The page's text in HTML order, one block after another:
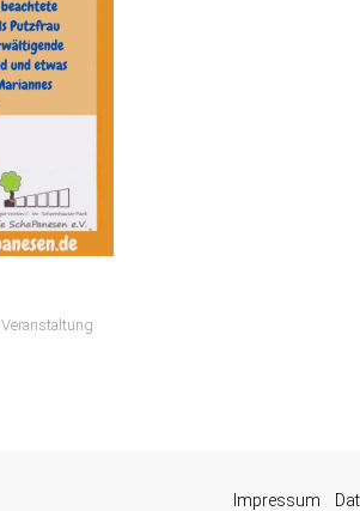
,Veranstaltung
Impressum